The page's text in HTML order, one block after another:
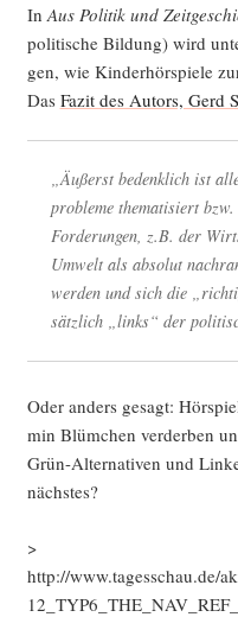
In Aus Poli­tik und
poli­ti­sche Bil­dung) wird
gen, wie Kin­der­hör­spie­le
Das Fazit des Autors, Gerd
„Äußerst bedenk­lich ist
pro­ble­me the­ma­ti­siert
For­de­run­gen, z.B. der
Umwelt als abso­lut
wer­den und sich die
sätz­lich „links“ der
Oder anders gesagt:
min Blüm­chen ver­der­ben
Grün-Alter­na­ti­ven und
nächstes?
>
http://www.tagesschau.de/